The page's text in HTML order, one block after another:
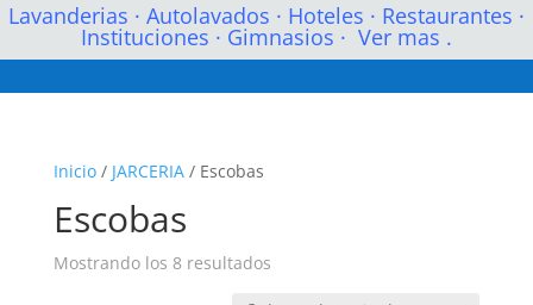
Lavanderias · Autolavados · Hoteles · Restaurantes ·
Instituciones · Gimnasios · Ver mas .
Inicio/ JARCERIA/ Escobas
Escobas
Mostrando los 8 resultados